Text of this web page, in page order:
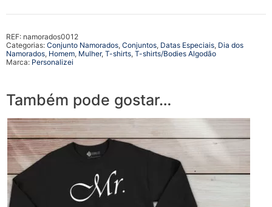
REF: namorados0012
Categorias: Conjunto Namorados, Conjuntos, Datas Especiais, Dia dos
Namorados, Homem, Mulher, T-shirts, T-shirts/Bodies Algodão
Marca: Personalizei
Também pode gostar…